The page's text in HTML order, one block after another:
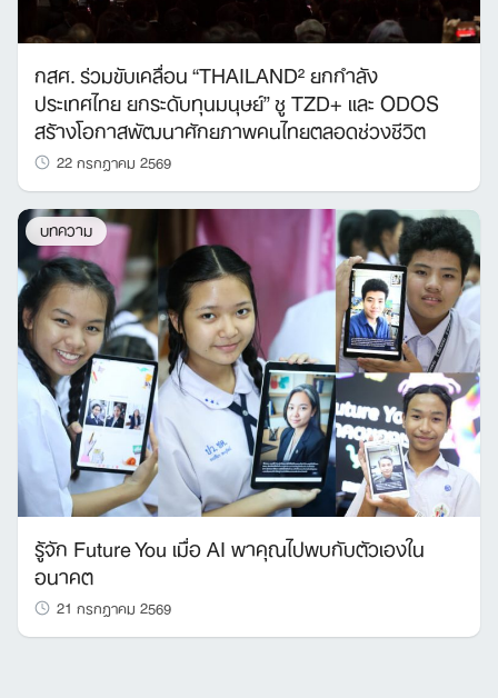
กสศ. ร่วมขับเคลื่อน “THAILAND² ยกกำลัง
ประเทศไทย ยกระดับทุนมนุษย์” ชู TZD+ และ ODOS
สร้างโอกาสพัฒนาศักยภาพคนไทยตลอดช่วงชีวิต
22 กรกฎาคม 2569
บทความ
รู้จัก Future You เมื่อ AI พาคุณไปพบกับตัวเองใน
อนาคต
21 กรกฎาคม 2569